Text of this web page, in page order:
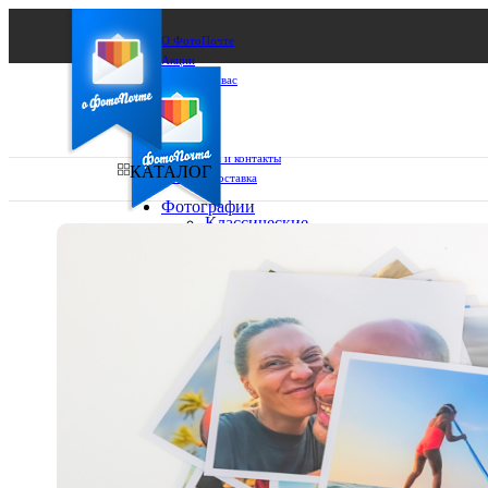
О ФотоПочте
Акции
Сделаем за вас
Бизнесу
FAQ
Франшиза
Поддержка и контакты
Оплата и доставка
Выберите из списка:
КАТАЛОГ
Фотографии
Классические
10х15
15х15
15х20
20х20
20х30
30х30
30х40
А4
Фото
в